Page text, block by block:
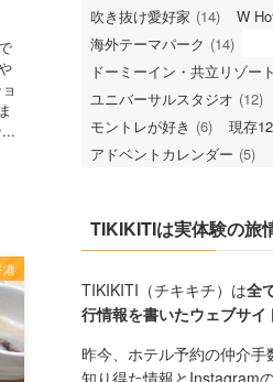
港
吹き抜け愛好家 (14) W
海外テーマパーク (14)
ドーミーイン・共立リゾート
ユニバーサルスタジオ (12)
モントレが好き (6) 現存
アドベントカレンダー (5)
TIKIKITIは実体験の旅
TIKIKITI（チキキチ）は全
行情報を書いたウェブサイ
昨今、ホテル予約の仲介
知り得た情報とInstagram